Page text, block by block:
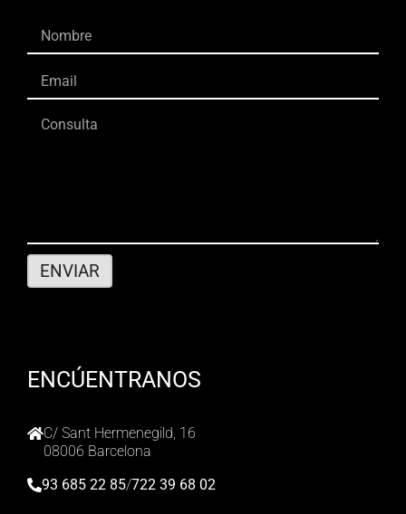
ENCÚENTRANOS
C/ Sant Hermenegild, 16
08006 Barcelona
93 685 22 85/722 39 68 02